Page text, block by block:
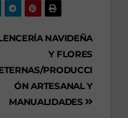
NAVIDEÑA
Y FLORES
PRODUCCI
ÓN ARTESANAL Y
MANUALIDADES